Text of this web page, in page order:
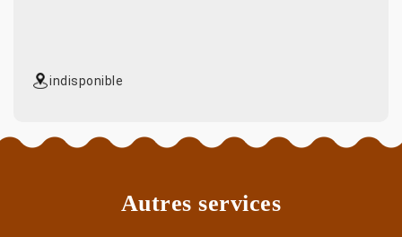
indisponible
Autres services